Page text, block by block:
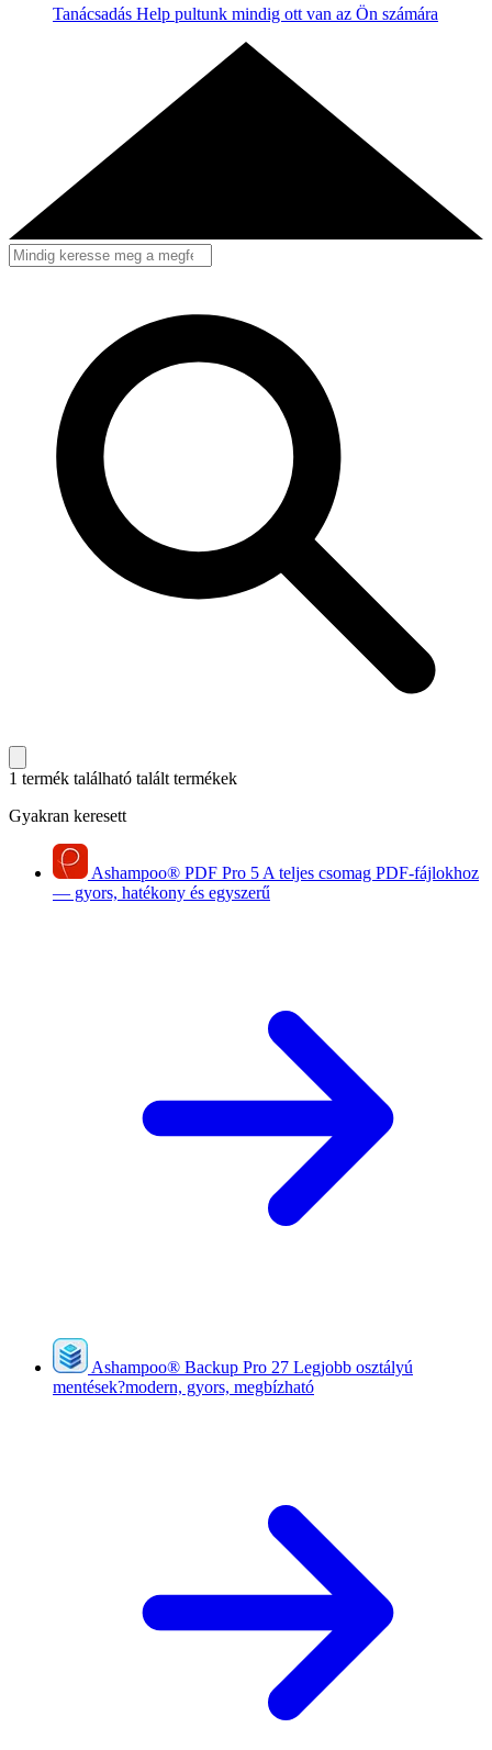
Tanácsadás Help pultunk mindig ott van az Ön számára
1 termék található talált termékek
Gyakran keresett
Ashampoo® PDF Pro 5 A teljes csomag PDF-fájlokhoz
— gyors, hatékony és egyszerű
Ashampoo® Backup Pro 27 Legjobb osztályú
mentések?modern, gyors, megbízható